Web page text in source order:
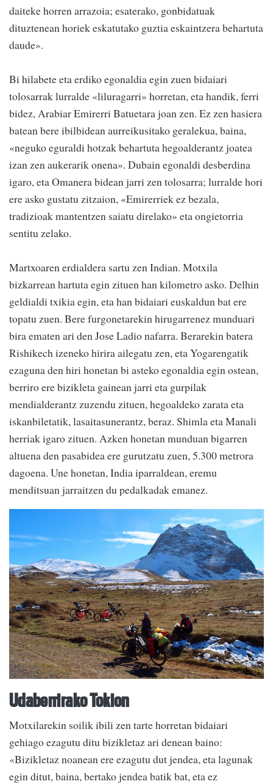
daiteke horren arrazoia; esaterako, gonbidatuak
dituztenean horiek eskatutako guztia eskaintzera behartuta
daude».
Bi hilabete eta erdiko egonaldia egin zuen bidaiari
tolosarrak lurralde «liluragarri» horretan, eta handik, ferri
bidez, Arabiar Emirerri Batuetara joan zen. Ez zen hasiera
batean bere ibilbidean aurreikusitako geralekua, baina,
«neguko eguraldi hotzak behartuta hegoalderantz joatea
izan zen aukerarik onena». Dubain egonaldi desberdina
igaro, eta Omanera bidean jarri zen tolosarra; lurralde hori
ere asko gustatu zitzaion, «Emirerriek ez bezala,
tradizioak mantentzen saiatu direlako» eta ongietorria
sentitu zelako.
Martxoaren erdialdera sartu zen Indian. Motxila
bizkarrean hartuta egin zituen han kilometro asko. Delhin
geldialdi txikia egin, eta han bidaiari euskaldun bat ere
topatu zuen. Bere furgonetarekin hirugarrenez munduari
bira ematen ari den Jose Ladio nafarra. Berarekin batera
Rishikech izeneko hirira ailegatu zen, eta Yogarengatik
ezaguna den hiri honetan bi asteko egonaldia egin ostean,
berriro ere bizikleta gainean jarri eta gurpilak
mendialderantz zuzendu zituen, hegoaldeko zarata eta
iskanbiletatik, lasaitasunerantz, beraz. Shimla eta Manali
herriak igaro zituen. Azken honetan munduan bigarren
altuena den pasabidea ere gurutzatu zuen, 5.300 metrora
dagoena. Une honetan, India iparraldean, eremu
menditsuan jarraitzen du pedalkadak emanez.
Udaberrirako Tokion
Motxilarekin soilik ibili zen tarte horretan bidaiari
gehiago ezagutu ditu bizikletaz ari denean baino:
«Bizikletaz noanean ere ezagutu dut jendea, eta lagunak
egin ditut, baina, bertako jendea batik bat, eta ez